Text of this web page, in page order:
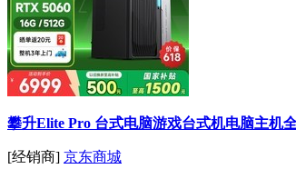
攀升Elite Pro 台式电脑游戏台式机电脑主机
[经销商] 京东商城